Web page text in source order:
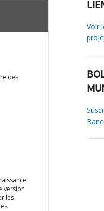
des
version
les
Voir